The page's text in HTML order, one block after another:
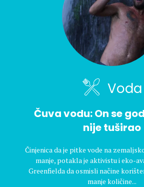
Voda
Čuva vodu: On se
nije tuširao
Činjenica da je pitke vode na
manje, potakla je aktivistu i eko-
Greenfielda da osmisli načine
manje količine...